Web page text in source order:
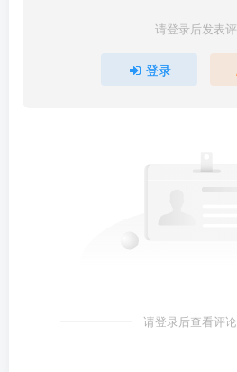
请登录后发表
登录
请登录后查看评